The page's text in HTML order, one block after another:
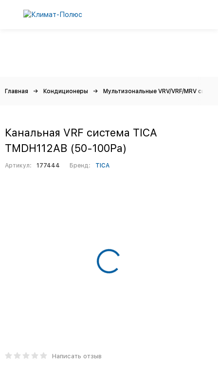
Главная Кондиционеры Мультизональные VRV/VRF/MRV
Канальная VRF система TICA
TMDH112AB (50-100Ра)
Артикул: 177444 Бренд: TICA
Написать отзыв